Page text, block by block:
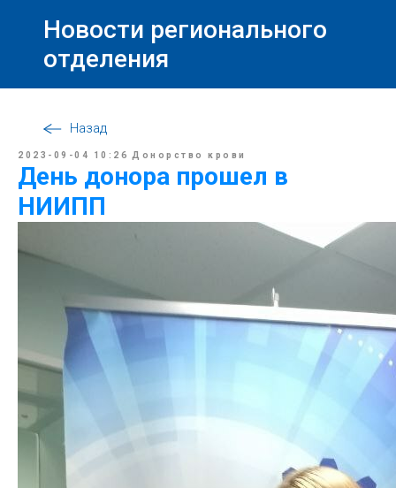
Новости регионального
отделения
Назад
2023-09-04 10:26 Донорство крови
День донора прошел в
НИИПП